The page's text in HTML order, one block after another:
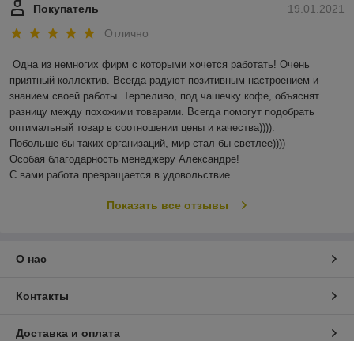
19.01.2021
Покупатель
Отлично
Одна из немногих фирм с которыми хочется работать! Очень
приятный коллектив. Всегда радуют позитивным настроением и
знанием своей работы. Терпеливо, под чашечку кофе, объяснят
разницу между похожими товарами. Всегда помогут подобрать
оптимальный товар в соотношении цены и качества)))).
Побольше бы таких организаций, мир стал бы светлее))))
Особая благодарность менеджеру Александре!
С вами работа превращается в удовольствие.
Показать все отзывы
О нас
Контакты
Доставка и оплата